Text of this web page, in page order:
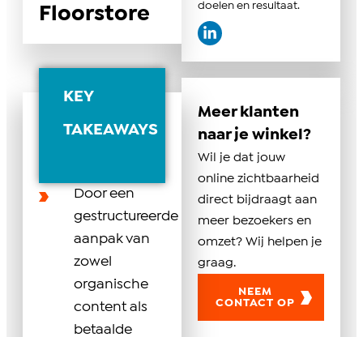
doelen en resultaat.
Meer klanten
naar je winkel?
Wil je dat jouw
online zichtbaarheid
direct bijdraagt aan
meer bezoekers en
omzet? Wij helpen je
graag.
NEEM
CONTACT OP
Floorstore
KEY
TAKEAWAYS
Door een
gestructureerde
aanpak van
zowel
organische
content als
betaalde